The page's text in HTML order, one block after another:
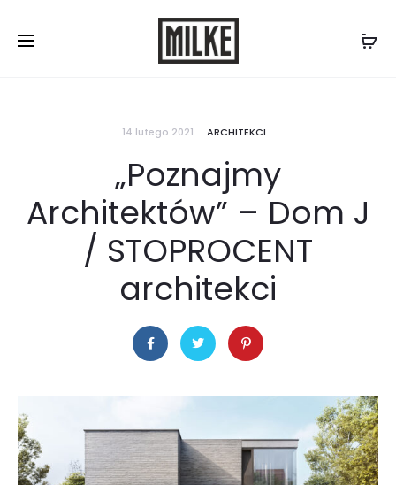
Skontaktuj się z nami:577 507 300
14 lutego 2021 ARCHITEKCI
„Poznajmy
Architektów” – Dom J
/ STOPROCENT
architekci